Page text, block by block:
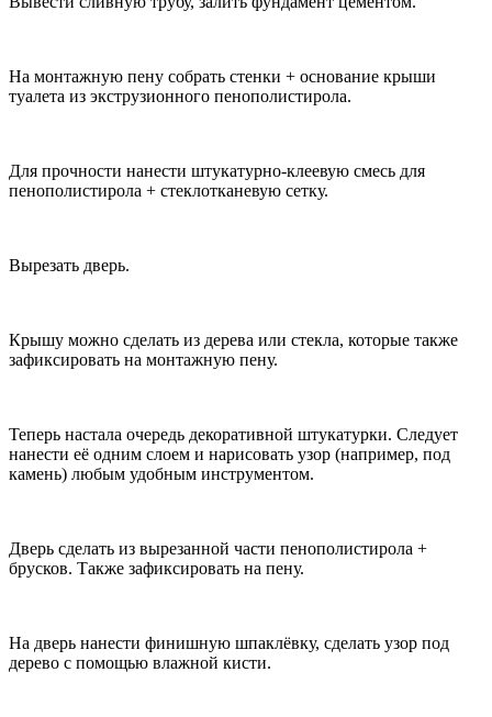
На монтажную пену собрать стенки + основание крыши
туалета из экструзионного пенополистирола.
Для прочности нанести штукатурно-клеевую смесь для
пенополистирола + стеклотканевую сетку.
Вырезать дверь.
Крышу можно сделать из дерева или стекла, которые также
зафиксировать на монтажную пену.
Теперь настала очередь декоративной штукатурки. Следует
нанести её одним слоем и нарисовать узор (например, под
камень) любым удобным инструментом.
Дверь сделать из вырезанной части пенополистирола +
брусков. Также зафиксировать на пену.
На дверь нанести финишную шпаклёвку, сделать узор под
дерево с помощью влажной кисти.